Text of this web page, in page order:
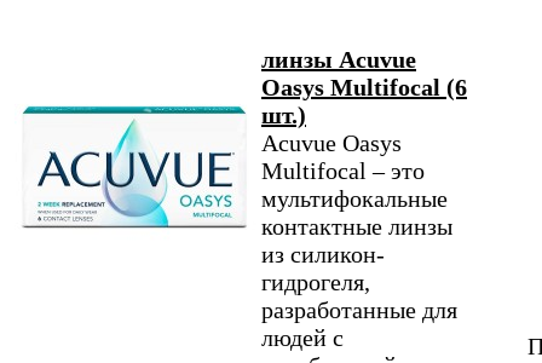
линзы Acuvue
Oasys Multifocal (6
шт.)
Acuvue Oasys
Multifocal – это
мультифокальные
контактные линзы
из силикон-
гидрогеля,
разработанные для
людей с